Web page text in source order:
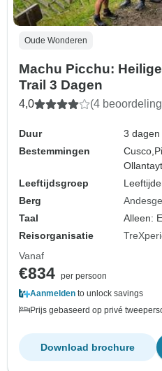
Oude Wonderen
Machu Picchu:
Trail 3 Dagen
4,0 (4
Duur
3 dagen
Bestemmingen
Cusco,
Leeftijdsgroep
Berg
Taal
Alleen:
Reisorganisatie
Vanaf
€834 per persoon
Aanmelden to unlock savings
Prijs gebaseerd op privé
Download brochure